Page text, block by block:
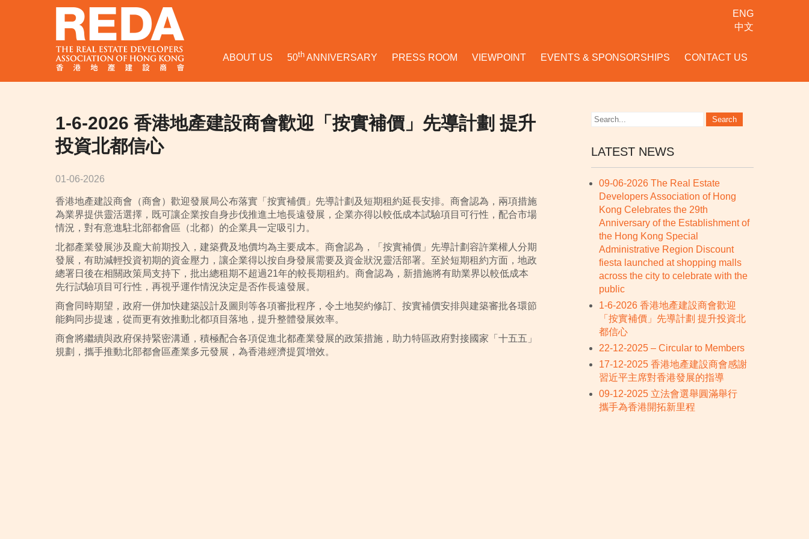
ENG
中文
ABOUT US 50th ANNIVERSARY PRESS ROOM VIEWPOINT EVENTS & SPONSORSHIPS CONTACT US
1-6-2026 香港地產建設商會歡迎「按實補價」先導計劃 提升
投資北都信心
01-06-2026
香港地產建設商會（商會）歡迎發展局公布落實「按實補價」先導計劃及短期租約延長安排。商會認為，兩項措施
為業界提供靈活選擇，既可讓企業按自身步伐推進土地長遠發展，企業亦得以較低成本試驗項目可行性，配合市場
情況，對有意進駐北部都會區（北都）的企業具一定吸引力。
北都產業發展涉及龐大前期投入，建築費及地價均為主要成本。商會認為，「按實補價」先導計劃容許業權人分期
發展，有助減輕投資初期的資金壓力，讓企業得以按自身發展需要及資金狀況靈活部署。至於短期租約方面，地政
總署日後在相關政策局支持下，批出總租期不超過21年的較長期租約。商會認為，新措施將有助業界以較低成本
先行試驗項目可行性，再視乎運作情況決定是否作長遠發展。
商會同時期望，政府⼀併加快建築設計及圖則等各項審批程序，令土地契約修訂、按實補價安排與建築審批各環節
能夠同步提速，從而更有效推動北都項目落地，提升整體發展效率。
商會將繼續與政府保持緊密溝通，積極配合各項促進北都產業發展的政策措施，助力特區政府對接國家「十五五」
規劃，攜手推動北部都會區產業多元發展，為香港經濟提質增效。
LATEST NEWS
09-06-2026 The Real Estate
Developers Association of Hong
Kong Celebrates the 29th
Anniversary of the Establishment of
the Hong Kong Special
Administrative Region Discount
fiesta launched at shopping malls
across the city to celebrate with the
public
1-6-2026 香港地產建設商會歡迎
「按實補價」先導計劃 提升投資北
都信心
22-12-2025 – Circular to Members
17-12-2025 香港地產建設商會感謝
習近平主席對香港發展的指導
09-12-2025 立法會選舉圓滿舉行
攜手為香港開拓新里程